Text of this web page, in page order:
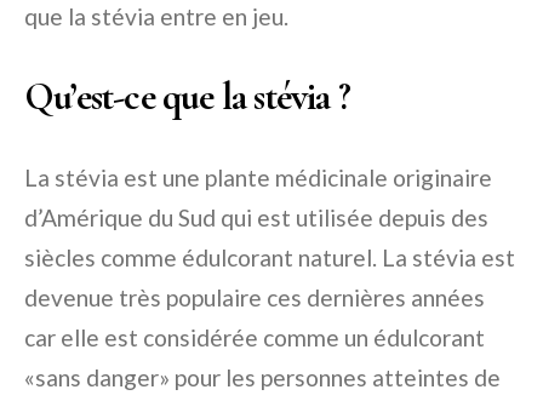
que la stévia entre en jeu.
Qu’est-ce que la stévia ?
La stévia est une plante médicinale originaire
d’Amérique du Sud qui est utilisée depuis des
siècles comme édulcorant naturel. La stévia est
devenue très populaire ces dernières années
car elle est considérée comme un édulcorant
«sans danger» pour les personnes atteintes de